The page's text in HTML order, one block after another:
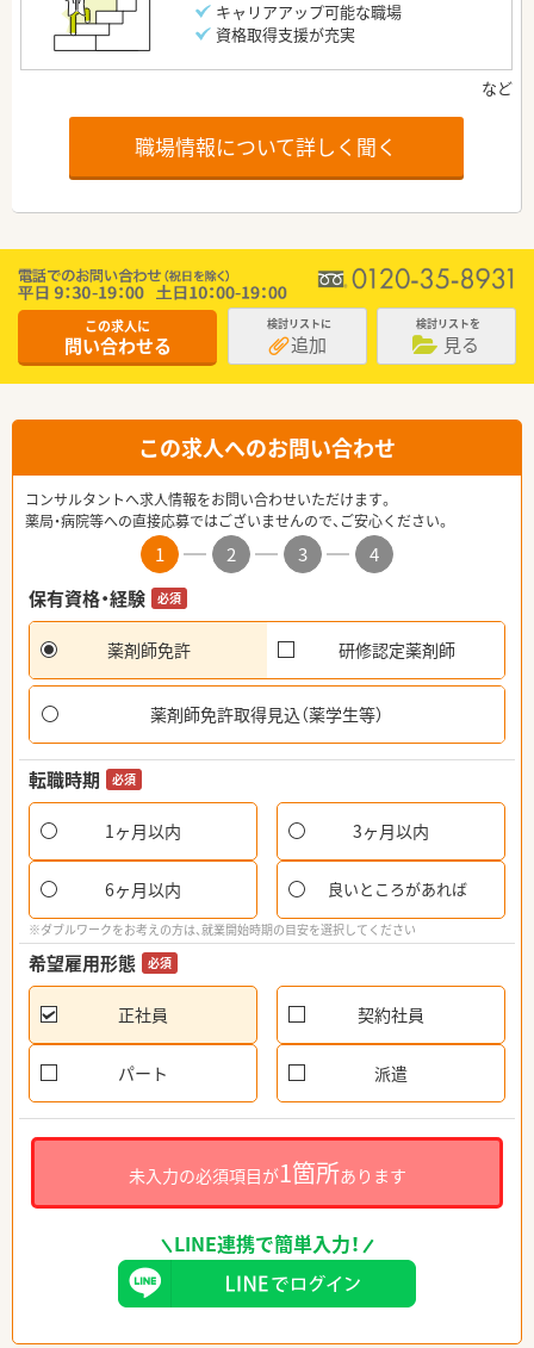
キャリアアップ可能な職場
資格取得支援が充実
職場情報について詳しく聞く
この求人に
問い合わせる
検討リストに
追加
検討リストを
見る
この求人へのお問い合わせ
コンサルタントへ求人情報をお問い合わせいただけます。
薬局・病院等への直接応募ではございませんので、ご安心ください。
1 2 3
4
保有資格・経験
必須
薬剤師免許 研修認定薬剤師
薬剤師免許取得見込（薬学生等）
転職時期 必須
1ヶ月以内 3ヶ月以内
6ヶ月以内 良いところがあれば
※ダブルワークをお考えの方は、就業開始時期の目安を選択してください
希望雇用形態 必須
正社員 契約社員
パート 派遣
未入力の必須項目が1箇所あります
LINE連携で簡単入力！